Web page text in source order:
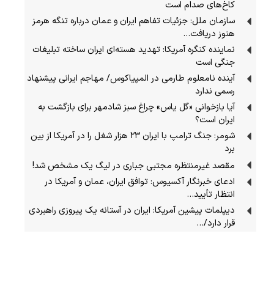
کاخ‌های صدام است
سازمان ملل: جزئیات تفاهم ایران و عمان درباره تنگه هرمز
هنوز دریافت…
نماینده کنگره آمریکا: تهدید هسته‌ای ایران ساخته تبلیغات
جنگی است
آینده نامعلوم طارمی در المپیاکوس/ مهاجم ایرانی پیشنهاد
رسمی ندارد
آیا بازخوانی «گل یاس» چراغ سبز شادمهر برای بازگشت به
ایران است؟
شومر: جنگ ترامپ با ایران ۲۳ هزار شغل را در آمریکا از بین
برد
مقصد غیرمنتظره مجتبی جباری در لیگ یک مشخص شد!
ادعای خبرنگار آکسیوس: توافق ایران، عمان و آمریکا در
انتظار تأیید…
دیپلمات پیشین آمریکا: ایران در آستانه یک پیروزی راهبردی
قرار دارد/…